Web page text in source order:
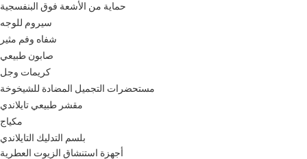
حماية من الأشعة فوق البنفسجية
سيروم للوجه
شفاه وفم مثير
صابون طبيعي
كريمات وجل
مستحضرات التجميل المضادة للشيخوخة
مقشر طبيعي تايلاندي
مكياج
بلسم التدليك التايلاندي
أجهزة استنشاق الزيوت العطرية